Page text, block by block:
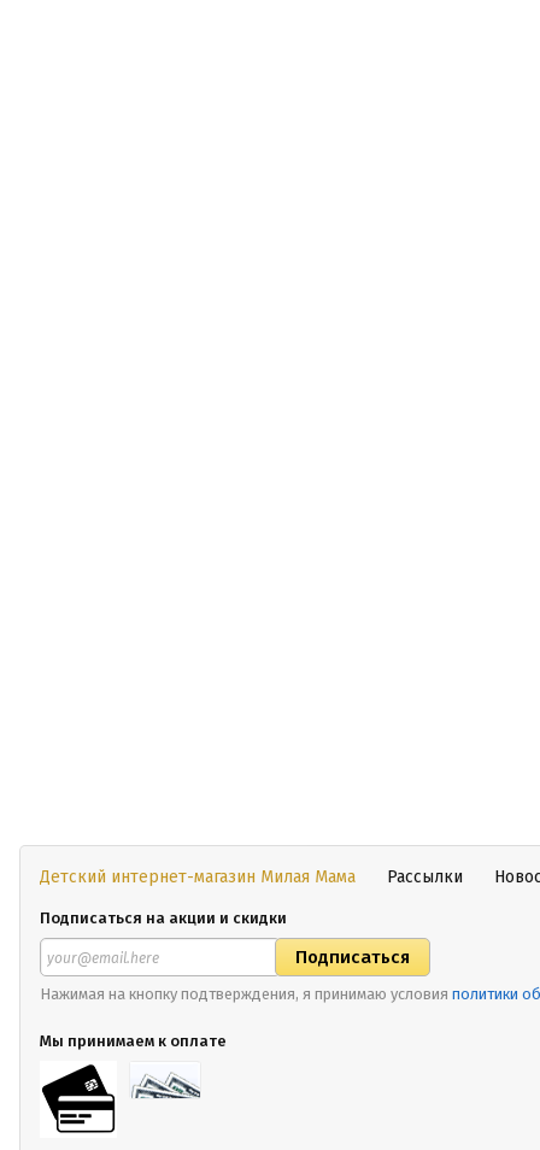
Детский интернет-магазин Милая Мама Рассылки
Подписаться на акции и скидки
Нажимая на кнопку подтверждения, я принимаю условия политики
Мы принимаем к оплате